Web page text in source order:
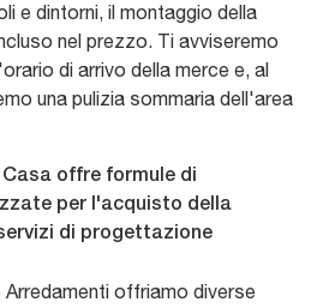
e dintorni, il montaggio della
nel prezzo. Ti avviseremo
di arrivo della merce e, al
una pulizia sommaria dell'area
Casa offre formule di
per l'acquisto della
di progettazione
offriamo diverse